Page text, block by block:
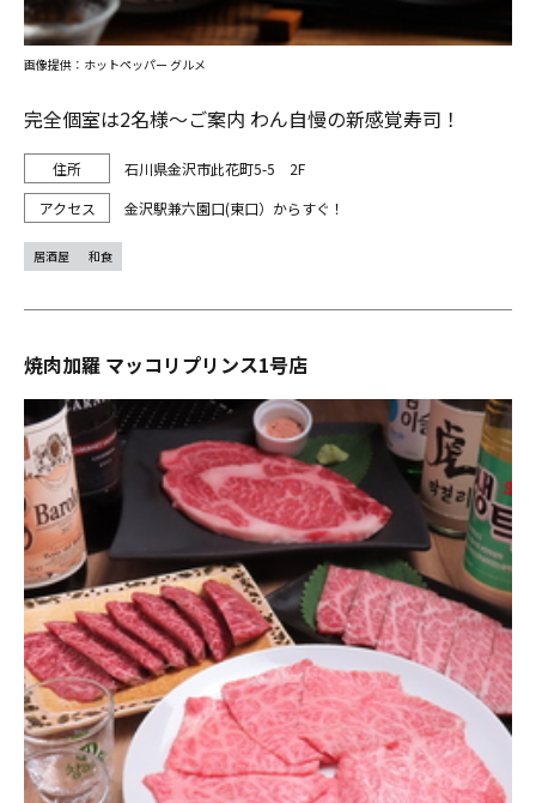
完全個室は2名様～ご案内 わん自慢の新感覚寿司！
石川県金沢市此花町5-5 2F
金沢駅兼六園口(東口）からすぐ！
画像提供：ホットペッパー グルメ
居酒屋 和食
焼肉加羅 マッコリプリンス1号店